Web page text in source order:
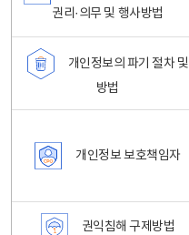
권리·의무 및 행사방법
개인정보의 파기 절차 및
방법
개인정보 보호책임자
권익침해 구제방법